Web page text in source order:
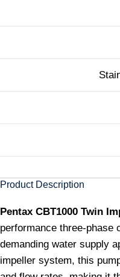
Product Description
Pentax CBT1000 Twin
performance three-phase
demanding water supply
impeller system, this